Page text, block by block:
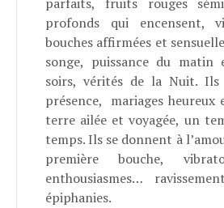
profonds qui encensent,
bouches affirmées et
songe, puissance du matin
soirs, vérités de la Nuit.
présence, mariages
terre ailée et voyagée, un
temps. Ils se donnent à
première bouche,
enthousiasmes…
épiphanies.